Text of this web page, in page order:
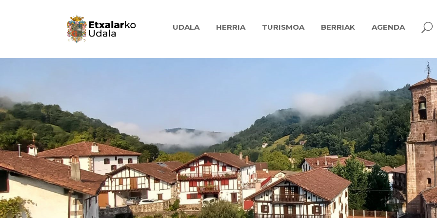
UDALA HERRIA TURISMOA BERRIAK AGENDA U